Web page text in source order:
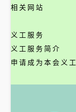
相关网站
义工服务
义工服务简介
申请成为本会义工